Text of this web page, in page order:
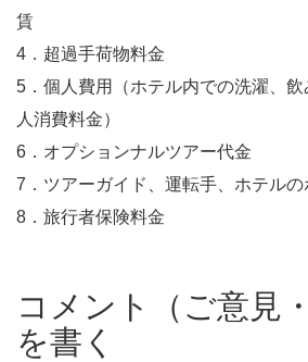
賃
4．超過手荷物料金
5．個人費用（ホテル内での洗濯、
人消費料金）
6．オプションナルツアー代金
7．ツアーガイド、運転手、ホテル
8．旅行者保険料金
コメント（ご意見
を書く